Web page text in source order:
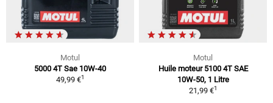
Motul
5000 4T Sae 10W-40
49,99 €1
Motul
Huile moteur 5100 4T SAE
10W-50, 1 Litre
21,99 €1